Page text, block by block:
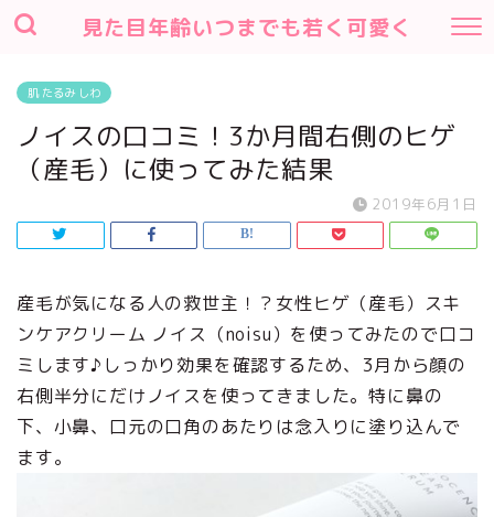
見た目年齢いつまでも若く可愛く
肌 たるみ しわ
ノイスの口コミ！3か月間右側のヒゲ
（産毛）に使ってみた結果
2019年6月1日
産毛が気になる人の救世主！？女性ヒゲ（産毛）スキ
ンケアクリーム ノイス（noisu）を使ってみたので口コ
ミします♪しっかり効果を確認するため、3月から顔の
右側半分にだけノイスを使ってきました。特に鼻の
下、小鼻、口元の口角のあたりは念入りに塗り込んで
ます。